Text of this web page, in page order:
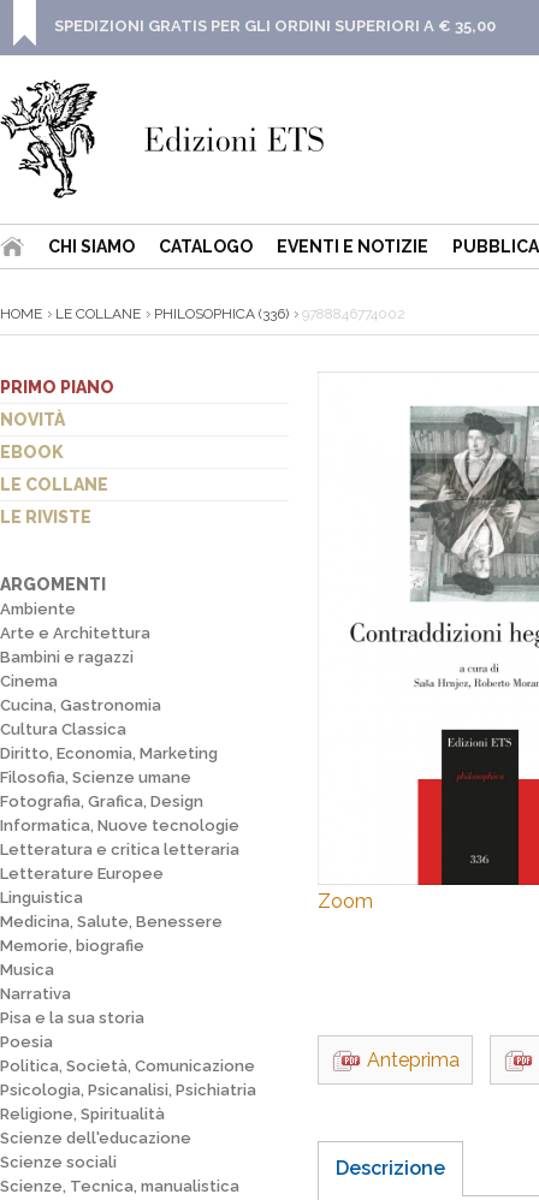
SPEDIZIONI GRATIS PER GLI ORDINI SUPERIORI A € 35,00
CHI SIAMO CATALOGO EVENTI E NOTIZIE
HOME LE COLLANE PHILOSOPHICA (336) 9788846774002
PRIMO PIANO
NOVITÀ
EBOOK
LE COLLANE
LE RIVISTE
ARGOMENTI
Ambiente
Arte e Architettura
Bambini e ragazzi
Cinema
Cucina, Gastronomia
Cultura Classica
Diritto, Economia, Marketing
Filosofia, Scienze umane
Fotografia, Grafica, Design
Informatica, Nuove tecnologie
Letteratura e critica letteraria
Letterature Europee
Linguistica
Medicina, Salute, Benessere
Memorie, biografie
Musica
Narrativa
Pisa e la sua storia
Poesia
Politica, Società, Comunicazione
Psicologia, Psicanalisi, Psichiatria
Religione, Spiritualità
Scienze dell'educazione
Scienze sociali
Scienze, Tecnica, manualistica
Zoom
Anteprima
Descrizione